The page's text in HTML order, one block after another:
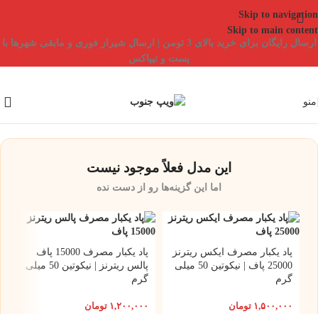
Skip to navigation
Skip to main content
ارسال رایگان برای خرید بالای 3 تومن | ارسال شیراز فوری و مابقی شهرها با
پست و تیپاکس
منو
این مدل فعلاً موجود نیست
اما این گزینه‌ها رو از دست نده
پاد یکبار مصرف ایکس ریترنز
25000 پاف | نیکوتین 50 میلی
گرم
۱,۵۰۰,۰۰۰ تومان
پاد یکبار مصرف 15000 پاف
پالس ریترنز | نیکوتین 50 میلی
گرم
۱,۲۰۰,۰۰۰ تومان